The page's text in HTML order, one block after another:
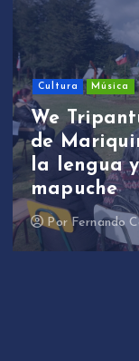
Cultura Música
We
de
la lengua
mapuche
Por Fernando